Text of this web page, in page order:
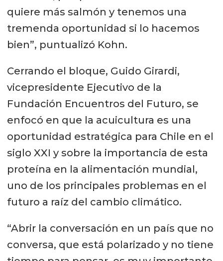
quiere más salmón y tenemos una
tremenda oportunidad si lo hacemos
bien”, puntualizó Kohn.
Cerrando el bloque, Guido Girardi,
vicepresidente Ejecutivo de la
Fundación Encuentros del Futuro, se
enfocó en que la acuicultura es una
oportunidad estratégica para Chile en el
siglo XXI y sobre la importancia de esta
proteína en la alimentación mundial,
uno de los principales problemas en el
futuro a raíz del cambio climático.
“Abrir la conversación en un país que no
conversa, que está polarizado y no tiene